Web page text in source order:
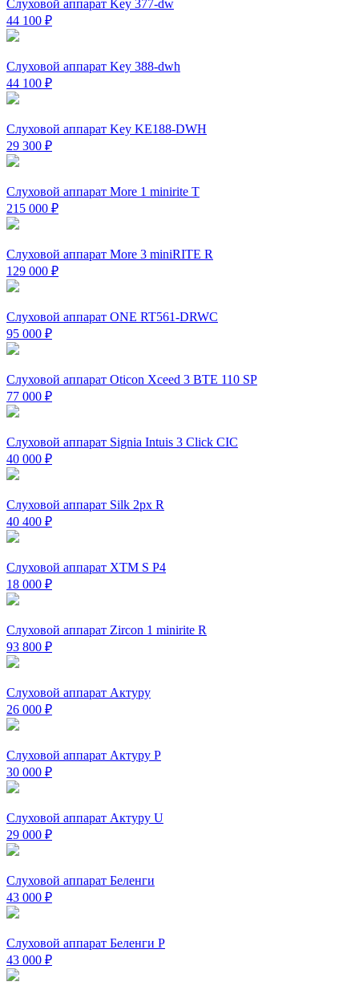
Слуховой аппарат Key 377-dw
44 100 ₽
Слуховой аппарат Key 388-dwh
44 100 ₽
Слуховой аппарат Key KE188-DWH
29 300 ₽
Слуховой аппарат More 1 minirite T
215 000 ₽
Слуховой аппарат More 3 miniRITE R
129 000 ₽
Слуховой аппарат ONE RT561-DRWC
95 000 ₽
Слуховой аппарат Oticon Xceed 3 BTE 110 SP
77 000 ₽
Слуховой аппарат Signiа Intuis 3 Click CIC
40 000 ₽
Слуховой аппарат Silk 2px R
40 400 ₽
Слуховой аппарат XTM S P4
18 000 ₽
Слуховой аппарат Zircon 1 minirite R
93 800 ₽
Слуховой аппарат Актуру
26 000 ₽
Слуховой аппарат Актуру P
30 000 ₽
Слуховой аппарат Актуру U
29 000 ₽
Слуховой аппарат Беленги
43 000 ₽
Слуховой аппарат Беленги P
43 000 ₽